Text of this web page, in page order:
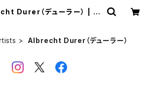
Durer（デューラー） | VI
Albrecht Durer（デューラー）